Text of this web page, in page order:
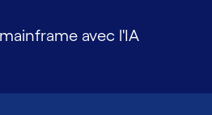
avec l'IA